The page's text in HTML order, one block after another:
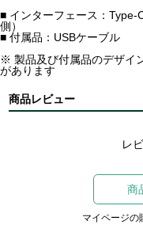
■ インターフェース：Type-
側）
■ 付属品：USBケーブル
※ 製品及び付属品のデザイ
があります
商品レビュー
レ
商
マイページの